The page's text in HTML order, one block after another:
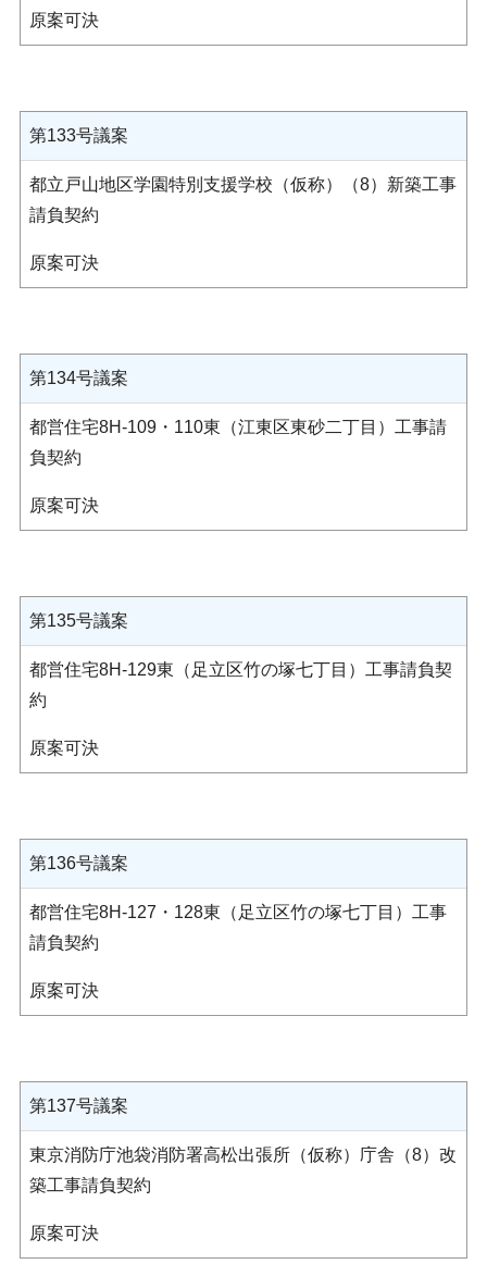
原案可決
第133号議案
都立戸山地区学園特別支援学校（仮称）（8）新築工事
請負契約
原案可決
第134号議案
都営住宅8H-109・110東（江東区東砂二丁目）工事請
負契約
原案可決
第135号議案
都営住宅8H-129東（足立区竹の塚七丁目）工事請負契
約
原案可決
第136号議案
都営住宅8H-127・128東（足立区竹の塚七丁目）工事
請負契約
原案可決
第137号議案
東京消防庁池袋消防署高松出張所（仮称）庁舎（8）改
築工事請負契約
原案可決